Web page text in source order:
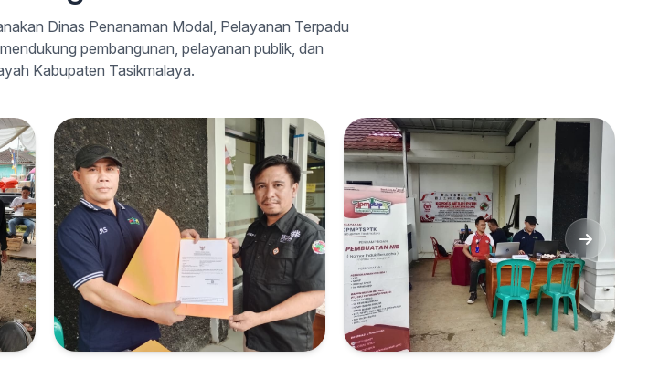
Dinas Penanaman Modal, Pelayanan Terpadu
pembangunan, pelayanan publik, dan
Kabupaten Tasikmalaya.